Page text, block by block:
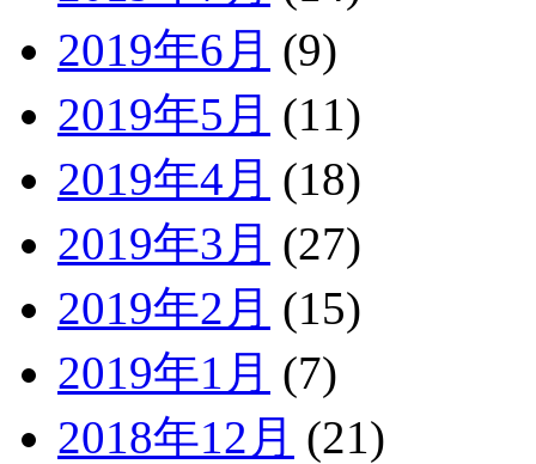
2019年6月 (9)
2019年5月 (11)
2019年4月 (18)
2019年3月 (27)
2019年2月 (15)
2019年1月 (7)
2018年12月 (21)